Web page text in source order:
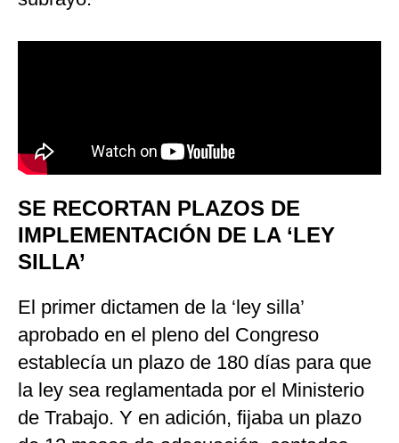
SE RECORTAN PLAZOS DE
IMPLEMENTACIÓN DE LA ‘LEY
SILLA’
El primer dictamen de la ‘ley silla’
aprobado en el pleno del Congreso
establecía un plazo de 180 días para que
la ley sea reglamentada por el Ministerio
de Trabajo. Y en adición, fijaba un plazo